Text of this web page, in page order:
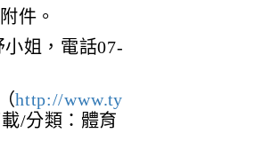
件。
姐，電話07-
http://www.ty
/分類：體育